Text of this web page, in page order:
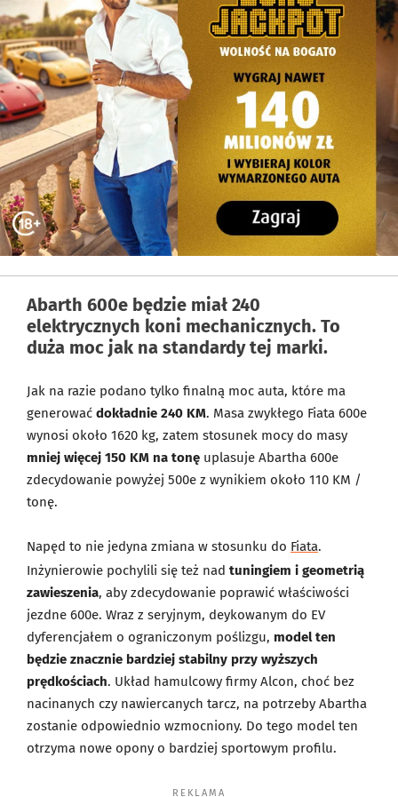
Abarth 600e będzie miał 240
elektrycznych koni mechanicznych. To
duża moc jak na standardy tej marki.
Jak na razie podano tylko finalną moc auta, które ma
generować dokładnie 240 KM. Masa zwykłego Fiata 600e
wynosi około 1620 kg, zatem stosunek mocy do masy
mniej więcej 150 KM na tonę uplasuje Abartha 600e
zdecydowanie powyżej 500e z wynikiem około 110 KM /
tonę.
Napęd to nie jedyna zmiana w stosunku do Fiata.
Inżynierowie pochylili się też nad tuningiem i geometrią
zawieszenia, aby zdecydowanie poprawić właściwości
jezdne 600e. Wraz z seryjnym, deykowanym do EV
dyferencjałem o ograniczonym poślizgu, model ten
będzie znacznie bardziej stabilny przy wyższych
prędkościach. Układ hamulcowy firmy Alcon, choć bez
nacinanych czy nawiercanych tarcz, na potrzeby Abartha
zostanie odpowiednio wzmocniony. Do tego model ten
otrzyma nowe opony o bardziej sportowym profilu.
REKLAMA